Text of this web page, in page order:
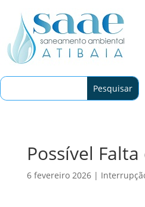
Possível Falta
6 fevereiro 2026|